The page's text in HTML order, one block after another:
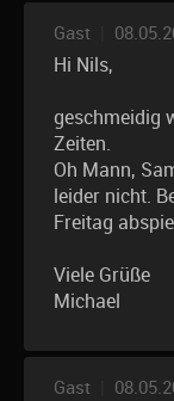
Gast
Hi Nils,
geschmeidig
Zeiten.
Oh Mann,
leider nicht.
Freitag
Viele Grüße
Michael
Gast